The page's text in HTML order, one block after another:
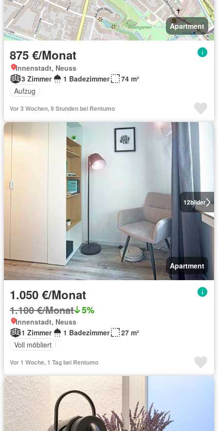
Apartment
875 €/Monat
Innenstadt, Neuss
3 Zimmer
1 Badezimmer
74 m²
Aufzug
Vor 3 Wochen, 9 Stunden bei Rentumo
12bilder
Apartment
1.050 €/Monat
1.100 €/Monat 5%
Innenstadt, Neuss
1 Zimmer
1 Badezimmer
27 m²
Voll möbliert
Vor 1 Woche, 1 Tag bei Rentumo